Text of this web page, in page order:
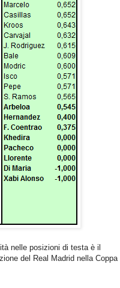
nelle posizioni di testa è il
del Real Madrid nella Coppa